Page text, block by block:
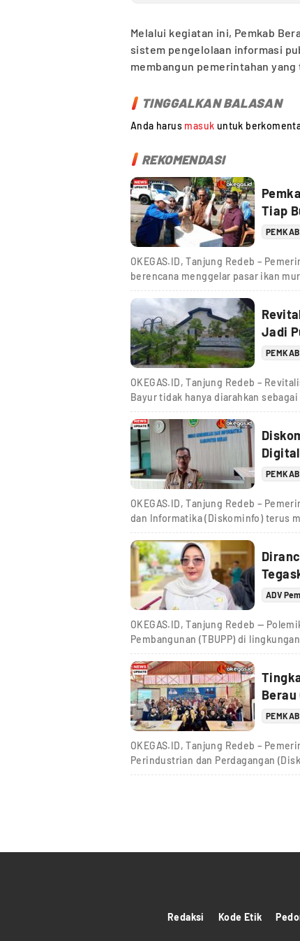
Melalui kegiatan ini, Pemkab
sistem pengelolaan informasi
membangun pemerintahan
TINGGALKAN BALASAN
Anda harus masuk untuk
REKOMENDASI
Tiap
OKEGAS.ID, Tanjung Redeb –
berencana menggelar pasar ikan
Jadi
OKEGAS.ID, Tanjung Redeb –
Bayur tidak hanya diarahkan
OKEGAS.ID, Tanjung Redeb –
dan Informatika (Diskominfo) terus
ADV
OKEGAS.ID, Tanjung Redeb —
Pembangunan (TBUPP) di
Berau
OKEGAS.ID, Tanjung Redeb –
Perindustrian dan Perdagangan
Redaksi Kode Etik